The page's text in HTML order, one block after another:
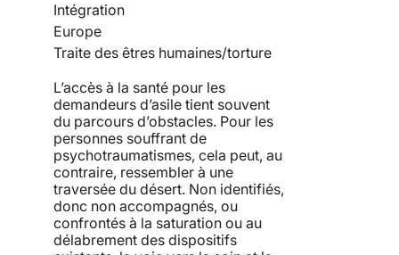
Intégration
Europe
Traite des êtres humaines/torture
L’accès à la santé pour les
demandeurs d’asile tient souvent
du parcours d’obstacles. Pour les
personnes souffrant de
psychotraumatismes, cela peut, au
contraire, ressembler à une
traversée du désert. Non identifiés,
donc non accompagnés, ou
confrontés à la saturation ou au
délabrement des dispositifs